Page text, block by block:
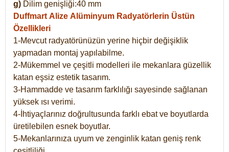
g) Dilim genişliği:40 mm
Duffmart Alize Alüminyum Radyatörlerin Üstün
Özellikleri
1-Mevcut radyatörünüzün yerine hiçbir değişiklik
yapmadan montaj yapılabilme.
2-Mükemmel ve çeşitli modelleri ile mekanlara güzellik
katan eşsiz estetik tasarım.
3-Hammadde ve tasarım farklılığı sayesinde sağlanan
yüksek ısı verimi.
4-İhtiyaçlarınız doğrultusunda farklı ebat ve boyutlarda
üretilebilen esnek boyutlar.
5-Mekanlarınıza uyum ve zenginlik katan geniş renk